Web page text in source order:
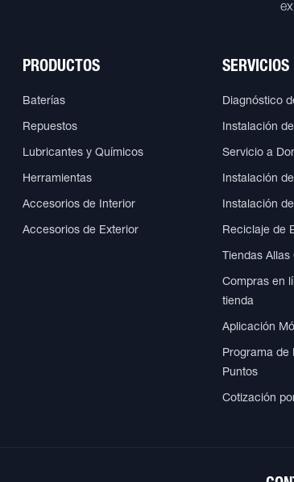
PRODUCTOS
Baterías
Repuestos
Lubricantes y Químicos
Herramientas
Accesorios de Interior
Accesorios de Exterior
SERVICIOS
Diagnóstico
Instalación
Servicio a
Instalación
Instalación
Reciclaje de
Tiendas
Compras en
tienda
Aplicación
Programa de
Puntos
Cotización